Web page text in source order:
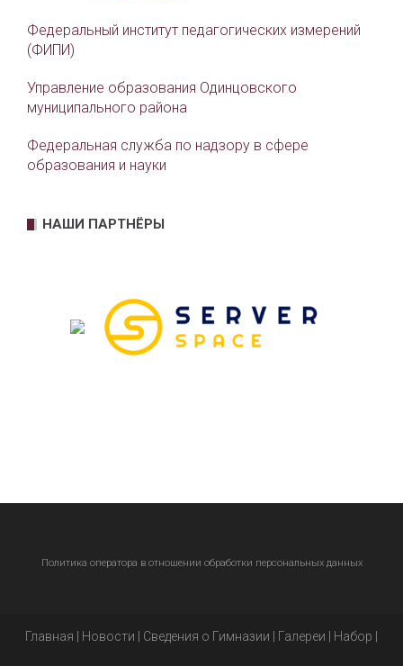
Федеральный институт педагогических измерений
(ФИПИ)
Управление образования Одинцовского
муниципального района
Федеральная служба по надзору в сфере
образования и науки
НАШИ ПАРТНЁРЫ
Политика оператора в отношении обработки персональных данных
Главная Новости Сведения о Гимназии Галереи Набор